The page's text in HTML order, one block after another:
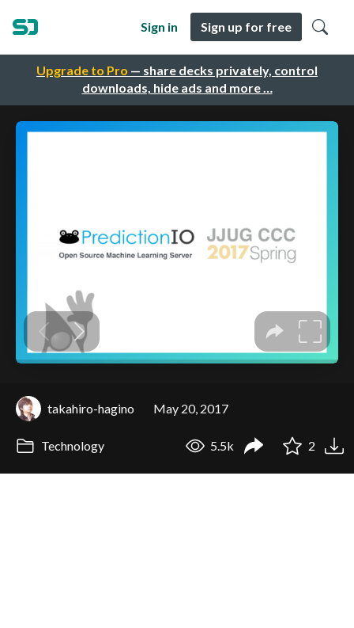
Upgrade to Pro — share decks privately, control
downloads, hide ads and more …
Sign in Sign up for free
takahiro-hagino May 20, 2017
Technology 5.5k 2